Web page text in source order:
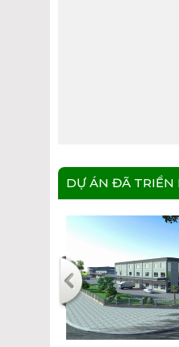
DỰ ÁN ĐÃ TRIỂN